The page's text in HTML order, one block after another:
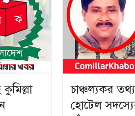
চাঞ্চল্যকর
হোটেল